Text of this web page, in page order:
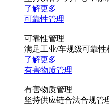
了解更多
可靠性管理
可靠性管理
满足工业/车规级可靠
了解更多
有害物质管理
有害物质管理
坚持供应链合法合规管